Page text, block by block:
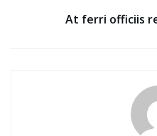
At ferri officiis